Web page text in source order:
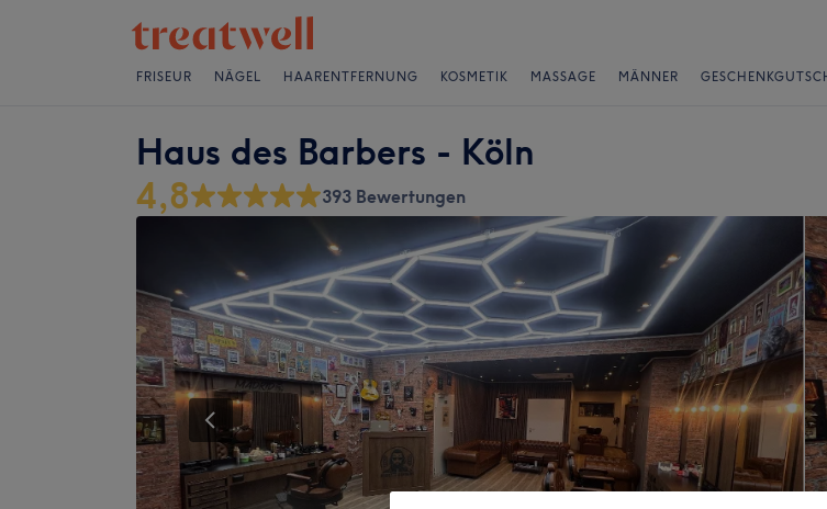
FRISEUR NÄGEL HAARENTFERNUNG KOSMETIK MASSAGE MÄNNER
Haus des Barbers - Köln
4,8 393 Bewertungen